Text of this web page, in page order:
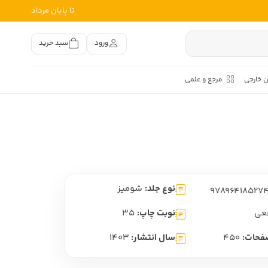
تا پایان مرداد
ورود سبد خرید
خارجی مرجع و علمی
فارسی
متون کهن
نوع جلد: شومیز
نوبت چاپ: 35
450 سال انتشار: 1403